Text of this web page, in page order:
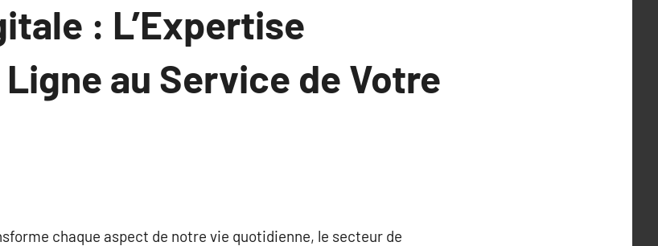
: L’Expertise
au Service de Votre
chaque aspect de notre vie quotidienne, le secteur de